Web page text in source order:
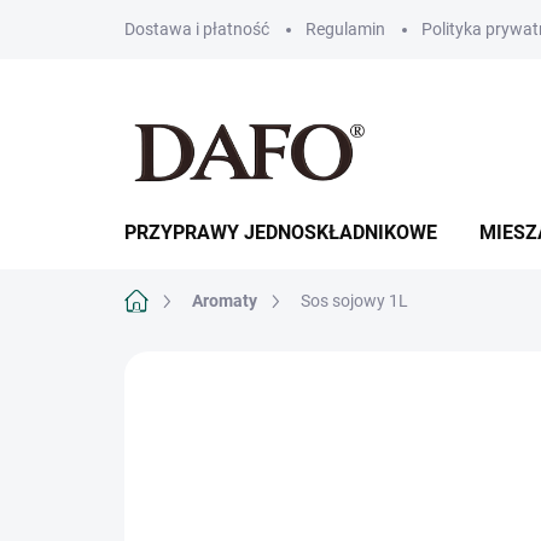
Dostawa i płatność Regulamin Polityka
PRZYPRAWY JEDNOSKŁADNIKOWE
Home Aromaty Sos sojowy 1L